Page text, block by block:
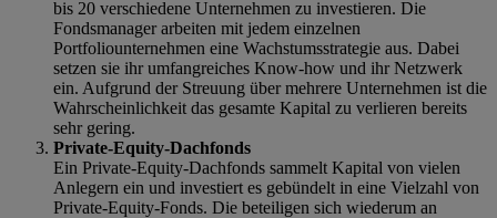
bis 20 verschiedene Unternehmen zu investieren. Die
Fondsmanager arbeiten mit jedem einzelnen
Portfoliounternehmen eine Wachstumsstrategie aus. Dabei
setzen sie ihr umfangreiches Know-how und ihr Netzwerk
ein. Aufgrund der Streuung über mehrere Unternehmen ist die
Wahrscheinlichkeit das gesamte Kapital zu verlieren bereits
sehr gering.
Private-Equity-Dachfonds
Ein Private-Equity-Dachfonds sammelt Kapital von vielen
Anlegern ein und investiert es gebündelt in eine Vielzahl von
Private-Equity-Fonds. Die beteiligen sich wiederum an